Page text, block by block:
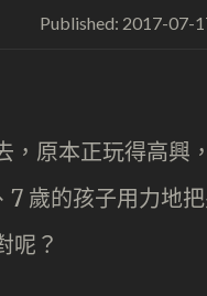
Published: 2017-07-
，原本正玩得高興
7 歲的孩子用力地
呢？